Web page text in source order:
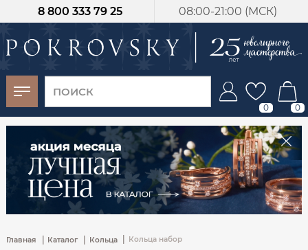
08:00-21:00 (МСК)
8 800 333 79 25
0 0
Главная | Каталог | Кольца Кольца набор
-30%
от 15 дней с
момента оплаты